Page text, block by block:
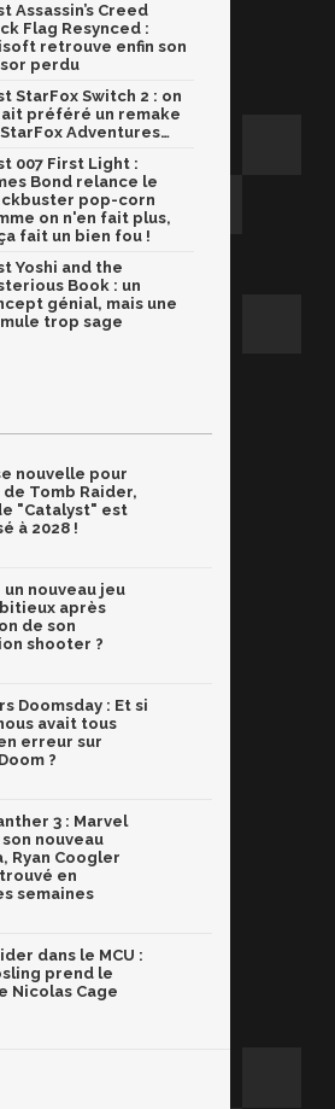
Assassin’s Creed
Flag Resynced :
retrouve enfin son
perdu
StarFox Switch 2 : on
préféré un remake
Adventures…
007 First Light :
Bond relance le
pop-corn
on n'en fait plus,
fait un bien fou !
Yoshi and the
Book : un
génial, mais une
trop sage
nouvelle pour
de Tomb Raider,
"Catalyst" est
à 2028 !
un nouveau jeu
après
de son
shooter ?
Doomsday : Et si
avait tous
erreur sur
?
3 : Marvel
nouveau
Ryan Coogler
en
semaines
dans le MCU :
prend le
Nicolas Cage